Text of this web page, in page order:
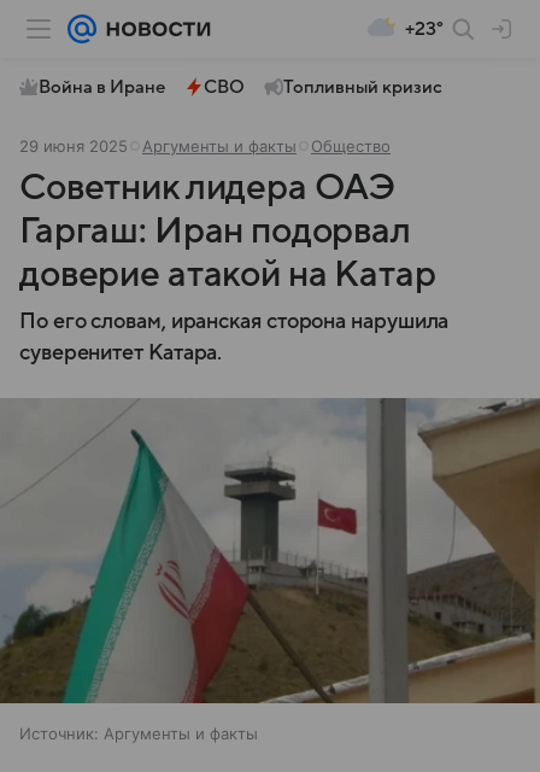
+23°
Война в Иране СВО Топливный кризис
29 июня 2025 Аргументы и факты Общество
Советник лидера ОАЭ
Гаргаш: Иран подорвал
доверие атакой на Катар
По его словам, иранская сторона нарушила
суверенитет Катара.
Источник: Аргументы и факты